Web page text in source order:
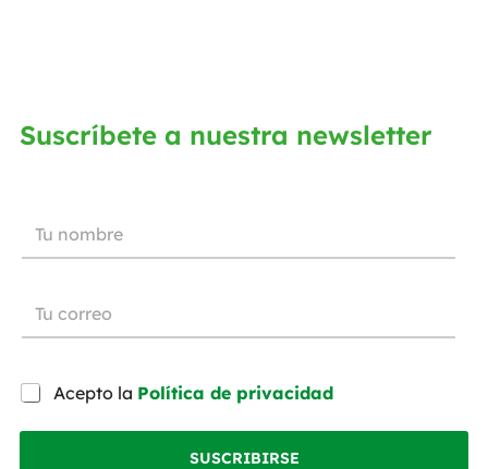
Suscríbete a nuestra newsletter
Acepto la Política de privacidad
SUSCRIBIRSE